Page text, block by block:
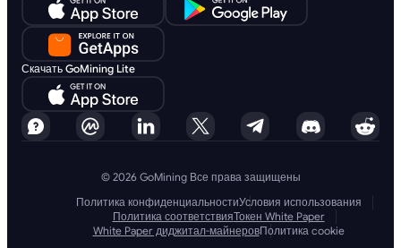
Скачать GoMining Lite
© 2026 GoMining Все права защищены
Политика конфиденциальностиУсловия использования
Политика соответствияТокен White Paper
White Paper диджитал-майнеровПолитика cookie